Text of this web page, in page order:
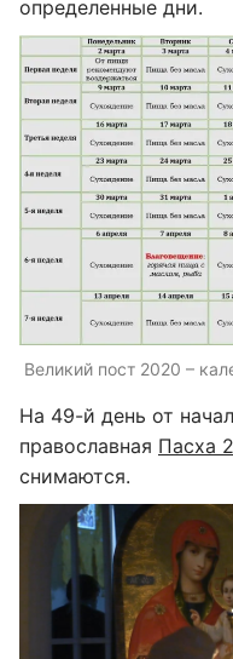
определенные дни.
Великий пост 2020 –
На 49-й день от
православная Пасха
снимаются.